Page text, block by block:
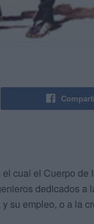
cual el Cuerpo de
dedicados a
su empleo, o a la